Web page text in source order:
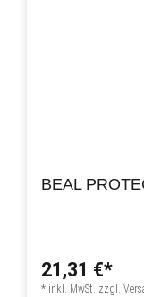
BEAL
21,31 €*
* inkl. MwSt. zzgl.